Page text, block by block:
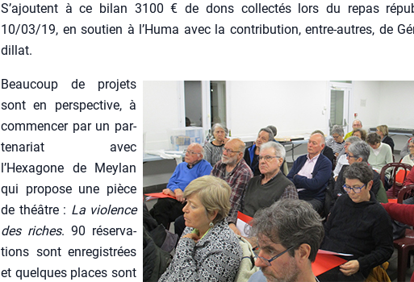
S’ajoutent à ce bilan 3100 € de dons col­lec­tés lors du repas
10/03/19, en sou­tien à l’Hu­ma avec la contri­bu­tion, entre-autres, de
dillat.
Beau­coup de pro­jets
sont en pers­pec­tive, à
com­men­cer par un par­
te­na­riat avec
l’Hexagone de Mey­lan
qui pro­pose une pièce
de théâtre : La vio­lence
des riches. 90 réser­va­
tions sont enre­gis­trées
et quelques places sont